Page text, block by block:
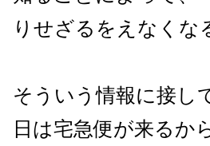
りせざるをえなくな
そういう情報に接し
日は宅急便が来るか